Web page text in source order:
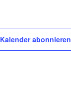
Kalender abonnieren